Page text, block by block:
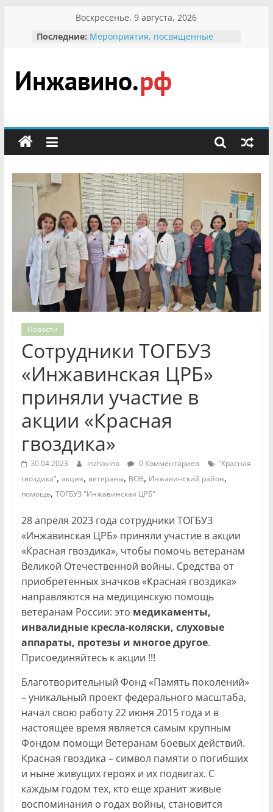
содержимому
Воскресенье, 9 августа, 2026
Последние: Мероприятия, посвященные
гражданин Инжавинского округа»
участнице Великой
Отечественной, фронтовичке
Безопасность в сети Интернет
мероприятии «Сохраним
первоцветы!»
В вольере Воронинского
заповедника родились крапчатые
суслики
Инжавино.рф
сельский
портал
Новости
Сотрудники ТОГБУЗ
«Инжавинская ЦРБ»
приняли участие в
акции «Красная
гвоздика»
30.04.2023 inzhavino 0 Комментариев
"Красная
гвоздика", акция, ветераны, ВОВ, Инжавинский район,
помощь, ТОГБУЗ "Инжавинская ЦРБ"
28 апреля 2023 года сотрудники ТОГБУЗ
«Инжавинская ЦРБ» приняли участие в акции
«Красная гвоздика», чтобы помочь ветеранам
Великой Отечественной войны. Средства от
приобретенных значков «Красная гвоздика»
направляются на медицинскую помощь
ветеранам России: это медикаменты,
инвалидные кресла-коляски, слуховые
аппараты, протезы и многое другое.
Присоединяйтесь к акции !!!
Благотворительный Фонд «Память поколений»
– уникальный проект федерального масштаба,
начал свою работу 22 июня 2015 года и в
настоящее время является самым крупным
Фондом помощи Ветеранам боевых действий.
Красная гвоздика – символ памяти о погибших
и ныне живущих героях и их подвигах. С
каждым годом тех, кто еще хранит живые
воспоминания о годах войны, становится